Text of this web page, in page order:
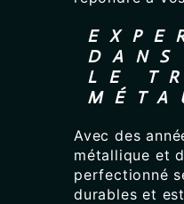
LE
Avec des
métallique et
perfectionné
durables et